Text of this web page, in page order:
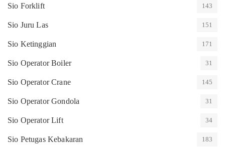
Sio Forklift 143
Sio Juru Las 151
Sio Ketinggian 171
Sio Operator Boiler 31
Sio Operator Crane 145
Sio Operator Gondola 31
Sio Operator Lift 34
Sio Petugas Kebakaran 183